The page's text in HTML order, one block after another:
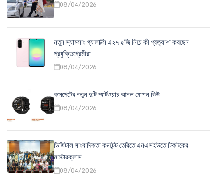
08/04/2026
নতুন স্যামসাং গ্যালাক্সি এ২৭ ৫জি নিয়ে কী প্রত্যাশা করছেন
প্রযুক্তিপ্রেমীরা
08/04/2026
কসপেটের নতুন দুটি স্মার্টওয়াচ আনল মোশন ভিউ
08/04/2026
ডিজিটাল সাংবাদিকতা কনটেন্ট তৈরিতে এনএসইউতে টিকটকের
মাস্টারক্লাস
08/04/2026